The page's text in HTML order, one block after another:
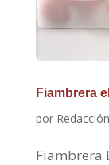
Fiambrera
por
Fiambrera